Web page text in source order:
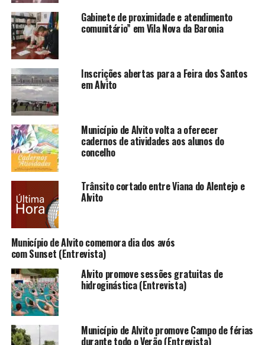
Gabinete de proximidade e atendimento
comunitário” em Vila Nova da Baronia
Inscrições abertas para a Feira dos Santos
em Alvito
Município de Alvito volta a oferecer
cadernos de atividades aos alunos do
concelho
Trânsito cortado entre Viana do Alentejo e
Alvito
Município de Alvito comemora dia dos avós
com Sunset (Entrevista)
Alvito promove sessões gratuitas de
hidroginástica (Entrevista)
Município de Alvito promove Campo de férias
durante todo o Verão (Entrevista)